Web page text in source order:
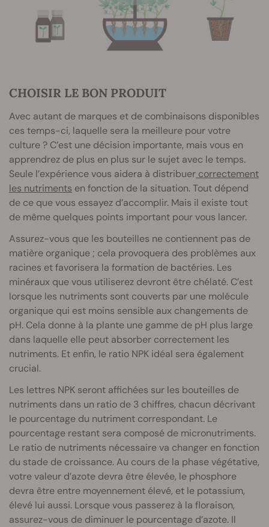
CHOISIR LE BON PRODUIT
Avec autant de marques et de combinaisons disponibles
ces temps-ci, laquelle sera la meilleure pour votre
culture ? C’est une décision importante, mais vous en
apprendrez de plus en plus sur le sujet avec le temps.
Seule l’expérience vous aidera à distribuer correctement
les nutriments en fonction de la situation. Tout dépend
de ce que vous essayez d’accomplir. Mais il existe tout
de même quelques points important pour vous lancer.
Assurez-vous que les bouteilles ne contiennent pas de
matière organique ; cela provoquera des problèmes aux
racines et favorisera la formation de bactéries. Les
minéraux que vous utiliserez devront être chélaté. C’est
lorsque les nutriments sont couverts par une molécule
organique qui est moins sensible aux changements de
pH. Cela donne à la plante une gamme de pH plus large
dans laquelle elle peut absorber correctement les
nutriments. Et enfin, le ratio NPK idéal sera également
crucial.
Les lettres NPK seront affichées sur les bouteilles de
nutriments dans un ratio de 3 chiffres, chacun décrivant
le pourcentage du nutriment correspondant. Le
pourcentage restant sera composé de micronutriments.
Le ratio de nutriments nécessaire va changer en fonction
du stade de croissance. Au cours de la phase végétative,
votre valeur d’azote devra être élevée, le phosphore
devra être entre moyennement élevé, et le potassium,
élevé lui aussi. Lorsque vous passerez à la floraison,
assurez-vous de diminuer le pourcentage d’azote. Il